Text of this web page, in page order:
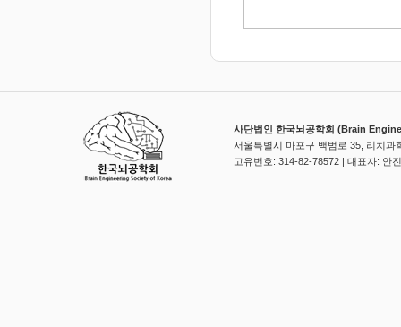
사단법인 한국뇌공학회 (Brain
서울특별시 마포구 백범로 35, 리치과
고유번호: 314-82-78572 | 대표자: 안